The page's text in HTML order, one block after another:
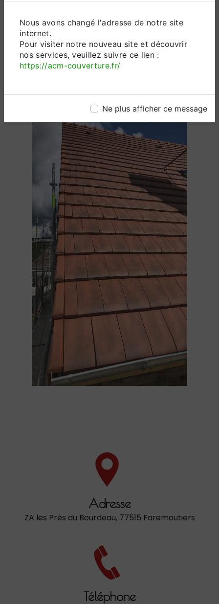
Nous avons changé l'adresse de notre site
internet.
Pour visiter notre nouveau site et découvrir
nos services, veuillez suivre ce lien :
https://acm-couverture.fr/
Ne plus afficher ce message
Contactez-nous
Adresse
ZA les Près du Bourdeau, 77515 Faremoutiers
Téléphone